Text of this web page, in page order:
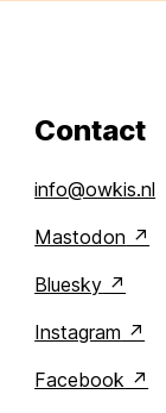
Contact
info@owkis.nl
Mastodon
Bluesky
Instagram
Facebook